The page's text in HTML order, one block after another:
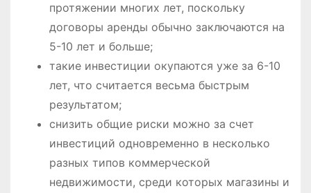
протяжении многих лет, поскольку
договоры аренды обычно заключаются на
5-10 лет и больше;
такие инвестиции окупаются уже за 6-10
лет, что считается весьма быстрым
результатом;
снизить общие риски можно за счет
инвестиций одновременно в несколько
разных типов коммерческой
недвижимости, среди которых магазины и